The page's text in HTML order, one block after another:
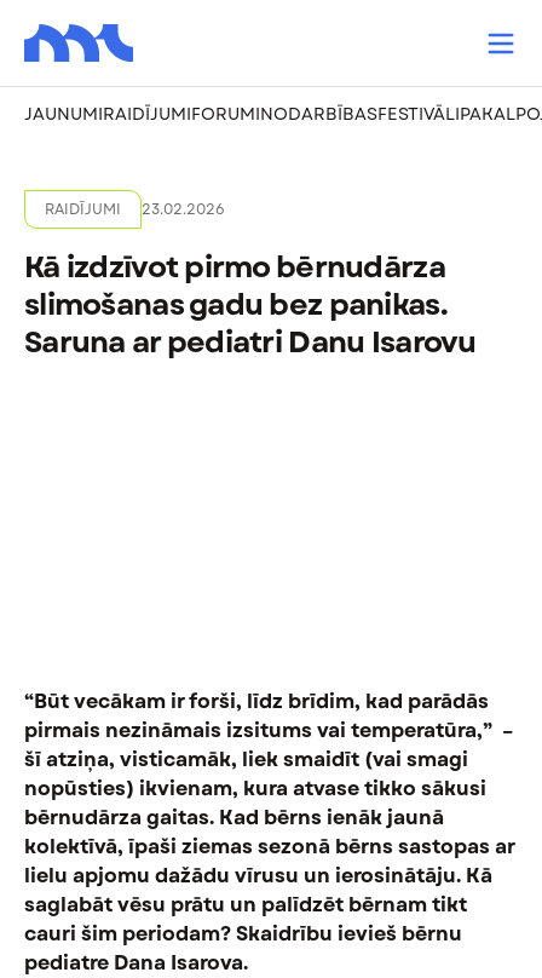
JAUNUMIRAIDĪJUMIFORUMINODARBĪBASFESTIVĀLI
RAIDĪJUMI 23.02.2026
Kā izdzīvot pirmo bērnudārza
slimošanas gadu bez panikas.
Saruna ar pediatri Danu Isarovu
“Būt vecākam ir forši, līdz brīdim, kad parādās
pirmais nezināmais izsitums vai temperatūra,” –
šī atziņa, visticamāk, liek smaidīt (vai smagi
nopūsties) ikvienam, kura atvase tikko sākusi
bērnudārza gaitas. Kad bērns ienāk jaunā
kolektīvā, īpaši ziemas sezonā bērns sastopas ar
lielu apjomu dažādu vīrusu un ierosinātāju. Kā
saglabāt vēsu prātu un palīdzēt bērnam tikt
cauri šim periodam? Skaidrību ievieš bērnu
pediatre Dana Isarova.